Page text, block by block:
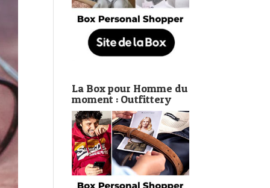
La Box pour Homme du
moment : Outfittery